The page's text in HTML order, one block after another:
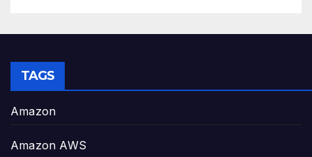
TAGS
Amazon
Amazon AWS